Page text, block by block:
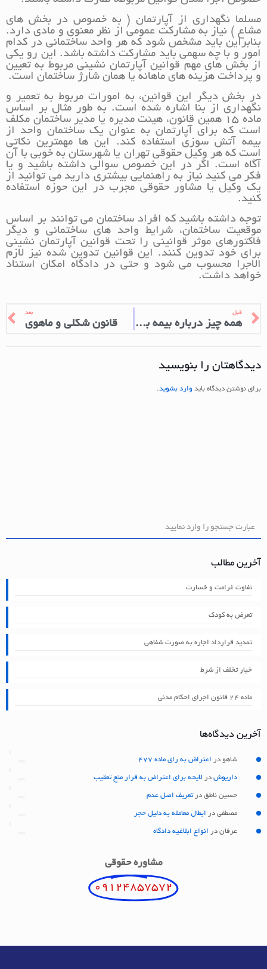
مسلما نگهداری از آپارتمان ( به خصوص در بخش های
مشاع ) نیاز به مشارکت عمومی از نظر معنوی و مادی دارد.
بنابراین باید مشخص شود که هر واحد ساختمانی در کدام
امور و با چه سهمی باید مشارکت داشته باشد. این رو یکی
از بخش های مهم قوانین آپارتمان نشینی مربوط به تعیین
و پرداخت هزینه های ماهانه یا همان شارژ ساختمان است.
در بخش دیگر این قوانین، به امورات مربوط به تعمیر و
نگهداری از بنا اشاره شده است. به طور مثال بر اساس
ماده 15 همین قانون، هیئت مدیره یا مدیر ساختمان مکلف
است که برای آپارتمان به عنوان یک ساختمان واحد از
بیمه آتش سوزی استفاده کند. این ها مهمترین نکاتی
است که هر وکیل حقوقی تهران یا شهرستان به خوبی با آن
آگاه است. اگر در این خصوص سوالی داشته باشید و یا
فکر می کنید نیاز به راهنمایی بیشتری دارید می توانید از
یک وکیل یا مشاور حقوقی مجرب در این حوزه استفاده
کنید.
توجه داشته باشید که افراد ساختمان می توانند بر اساس
موقعیت ساختمان، شرایط واحد های ساختمانی و دیگر
فاکتورهای موثر قوانینی را تحت قوانین آپارتمان نشینی
برای خود تدوین کنند. این قوانین تدوین شده نیز لازم
الاجرا محسوب می شود و حتی در دادگاه امکان استناد
خواهد داشت.
قبل
همه چیز درباره بیمه باربری
بعد
قانون شکلی و ماهوی
دیدگاهتان را بنویسید
برای نوشتن دیدگاه باید وارد بشوید.
آخرین مطالب
تفاوت غرامت و خسارت
تعرض به کودک
تمدید قرارداد اجاره به صورت شفاهی
خیار تخلف از شرط
ماده ۲۴ قانون اجرای احکام مدنی
آخرین دیدگاه‌ها
شاهو در اعتراض به رای ماده 477
داریوش در لایحه برای اعتراض به قرار منع تعقیب
حسین ناطق درتعریف اصل عدم
مصطفی در ابطال معامله به دلیل حجر
عرفان در انواع ابلاغیه دادگاه
مشاوره حقوقی
09124857572